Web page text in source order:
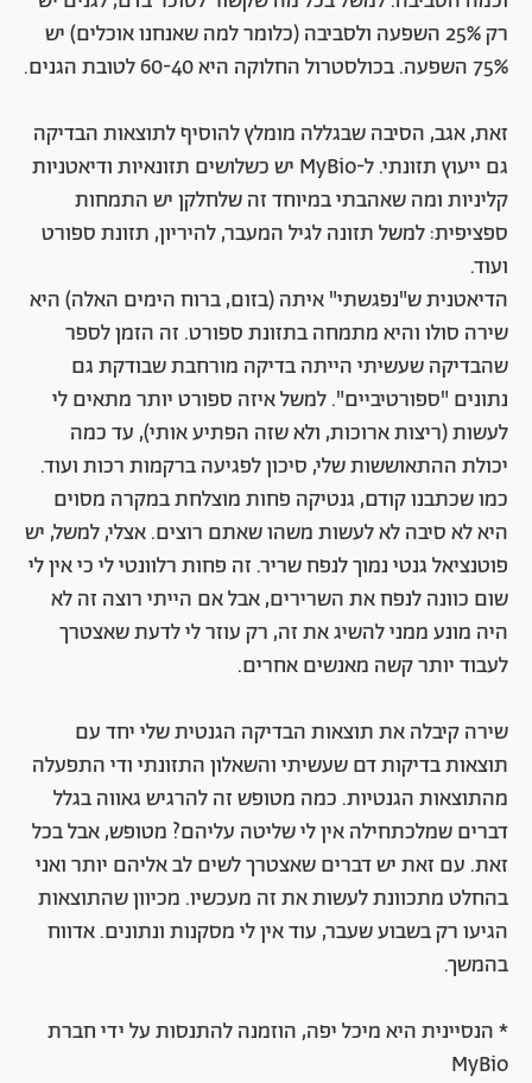
רק 25% השפעה ולסביבה (כלומר למה שאנחנו אוכלים) יש
75% השפעה. בכולסטרול החלוקה היא 60-40 לטובת הגנים.
זאת, אגב, הסיבה שבגללה מומלץ להוסיף לתוצאות הבדיקה
גם ייעוץ תזונתי. ל-MyBio יש כשלושים תזונאיות ודיאטניות
קליניות ומה שאהבתי במיוחד זה שלחלקן יש התמחות
ספציפית: למשל תזונה לגיל המעבר, להיריון, תזונת ספורט
ועוד.
הדיאטנית ש"נפגשתי" איתה (בזום, ברוח הימים האלה) היא
שירה סולו והיא מתמחה בתזונת ספורט. זה הזמן לספר
שהבדיקה שעשיתי הייתה בדיקה מורחבת שבודקת גם
נתונים "ספורטיביים". למשל איזה ספורט יותר מתאים לי
לעשות (ריצות ארוכות, ולא שזה הפתיע אותי), עד כמה
יכולת ההתאוששות שלי, סיכון לפגיעה ברקמות רכות ועוד.
כמו שכתבנו קודם, גנטיקה פחות מוצלחת במקרה מסוים
היא לא סיבה לא לעשות משהו שאתם רוצים. אצלי, למשל, יש
פוטנציאל גנטי נמוך לנפח שריר. זה פחות רלוונטי לי כי אין לי
שום כוונה לנפח את השרירים, אבל אם הייתי רוצה זה לא
היה מונע ממני להשיג את זה, רק עוזר לי לדעת שאצטרך
לעבוד יותר קשה מאנשים אחרים.
שירה קיבלה את תוצאות הבדיקה הגנטית שלי יחד עם
תוצאות בדיקות דם שעשיתי והשאלון התזונתי ודי התפעלה
מהתוצאות הגנטיות. כמה מטופש זה להרגיש גאווה בגלל
דברים שמלכתחילה אין לי שליטה עליהם? מטופש, אבל בכל
זאת. עם זאת יש דברים שאצטרך לשים לב אליהם יותר ואני
בהחלט מתכוונת לעשות את זה מעכשיו. מכיוון שהתוצאות
הגיעו רק בשבוע שעבר, עוד אין לי מסקנות ונתונים. אדווח
בהמשך.
* הנסיינית היא מיכל יפה, הוזמנה להתנסות על ידי חברת
MyBio